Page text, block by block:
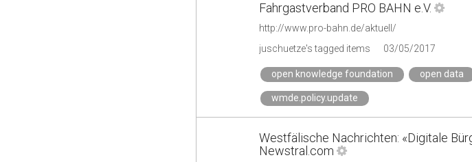
Fahrgastverband PRO BAHN e.V.
http://www.pro-bahn.de/aktuell/
juschuetze's tagged items
03/05/2017
open knowledge foundation open data
wmde.policy.update
Westfälische Nachrichten: «Digitale
Newstral.com